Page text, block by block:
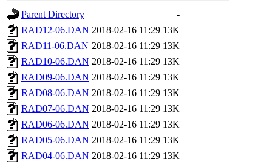
Parent Directory
-
RAD12-06.DAN 2018-02-16 11:29 13K
RAD11-06.DAN 2018-02-16 11:29 13K
RAD10-06.DAN 2018-02-16 11:29 13K
RAD09-06.DAN 2018-02-16 11:29 13K
RAD08-06.DAN 2018-02-16 11:29 13K
RAD07-06.DAN 2018-02-16 11:29 13K
RAD06-06.DAN 2018-02-16 11:29 13K
RAD05-06.DAN 2018-02-16 11:29 13K
RAD04-06.DAN 2018-02-16 11:29 13K